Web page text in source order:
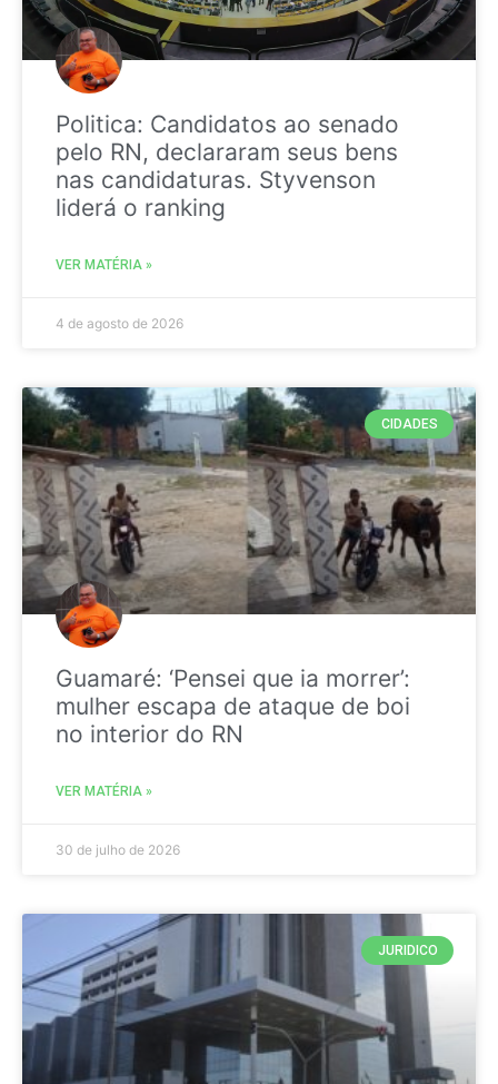
Politica: Candidatos ao senado
pelo RN, declararam seus bens
nas candidaturas. Styvenson
liderá o ranking
VER MATÉRIA »
4 de agosto de 2026
CIDADES
Guamaré: ‘Pensei que ia morrer’:
mulher escapa de ataque de boi
no interior do RN
VER MATÉRIA »
30 de julho de 2026
JURIDICO